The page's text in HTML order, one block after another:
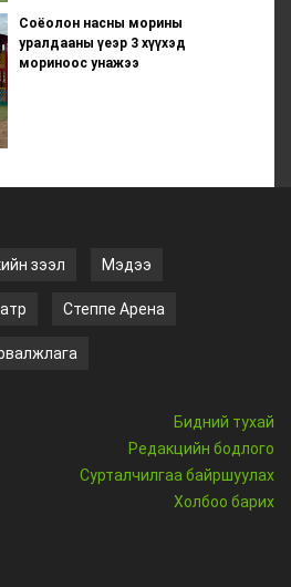
Соёолон насны морины
уралдааны үеэр 3 хүүхэд
мориноос унажээ
зээл Мэдээ
Степпе Арена
Бидний тухай
Редакцийн бодлого
Сурталчилгаа байршуулах
Холбоо барих